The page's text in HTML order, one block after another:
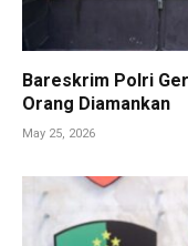
Bareskrim Polri
Orang Diamankan
May 25, 2026